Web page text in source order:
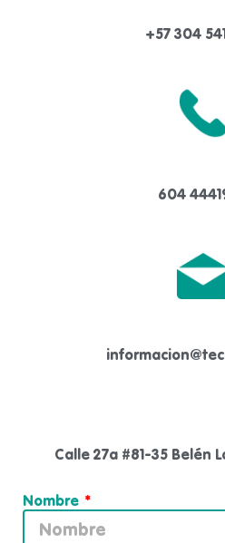
+57 304
604
Calle 27a #81-35 Belén
Nombre